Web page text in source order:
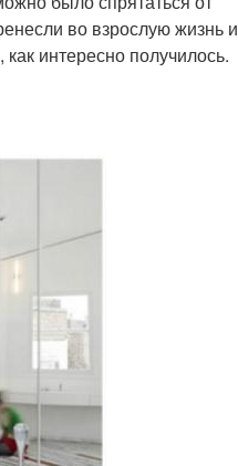
во взрослую жизнь и
интересно получилось.